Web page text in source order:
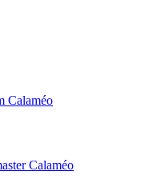
Calaméo
Calaméo